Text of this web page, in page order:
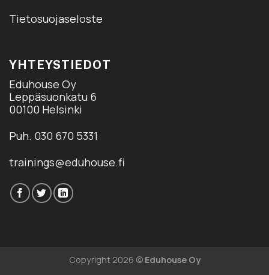
Tietosuojaseloste
YHTEYSTIEDOT
Eduhouse Oy
Leppäsuonkatu 6
00100 Helsinki
Puh. 030 670 5331
trainings@eduhouse.fi
Copyright 2026 © Eduhouse Oy